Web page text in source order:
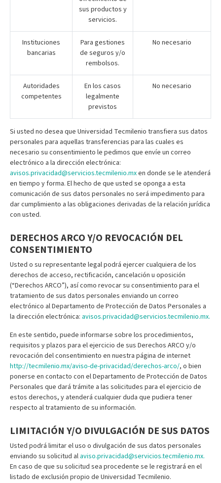
sus productos y
servicios.
Instituciones
bancarias
Para gestiones
de seguros y/o
rembolsos.
No necesario
Autoridades
competentes
En los casos
legalmente
previstos
No necesario
Si usted no desea que Universidad Tecmilenio transfiera sus datos
personales para aquellas transferencias para las cuales es
necesario su consentimiento le pedimos que envíe un correo
electrónico a la dirección electrónica:
avisos.privacidad@servicios.tecmilenio.mxen donde se le atenderá
en tiempo y forma. El hecho de que usted se oponga a esta
comunicación de sus datos personales no será impedimento para
dar cumplimiento a las obligaciones derivadas de la relación jurídica
con usted.
DERECHOS ARCO Y/O REVOCACIÓN DEL
CONSENTIMIENTO
Usted o su representante legal podrá ejercer cualquiera de los
derechos de acceso, rectificación, cancelación u oposición
(“Derechos ARCO”), así como revocar su consentimiento para el
tratamiento de sus datos personales enviando un correo
electrónico al Departamento de Protección de Datos Personales a
la dirección electrónica: avisos.privacidad@servicios.tecmilenio.mx.
En este sentido, puede informarse sobre los procedimientos,
requisitos y plazos para el ejercicio de sus Derechos ARCO y/o
revocación del consentimiento en nuestra página de internet
http://tecmilenio.mx/aviso-de-privacidad/derechos-arco/, o bien
ponerse en contacto con el Departamento de Protección de Datos
Personales que dará trámite a las solicitudes para el ejercicio de
estos derechos, y atenderá cualquier duda que pudiera tener
respecto al tratamiento de su información.
LIMITACIÓN Y/O DIVULGACIÓN DE SUS DATOS
Usted podrá limitar el uso o divulgación de sus datos personales
enviando su solicitud al aviso.privacidad@servicios.tecmilenio.mx.
En caso de que su solicitud sea procedente se le registrará en el
listado de exclusión propio de Universidad Tecmilenio.